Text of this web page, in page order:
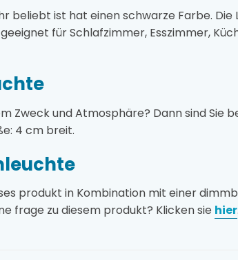
beliebt ist hat einen schwarze Farbe. Die
geeignet für Schlafzimmer, Esszimmer,
Zweck und Atmosphäre? Dann sind Sie
4 cm breit.
produkt in Kombination mit einer
frage zu diesem produkt? Klicken sie hier.